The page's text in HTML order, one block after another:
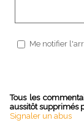
Me notifier
Tous les
aussitôt supprimés
Signaler un abus